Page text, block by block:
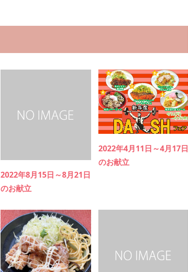
2022年8月15日～8月21日
のお献立
2022年4月11日～4月17日
のお献立